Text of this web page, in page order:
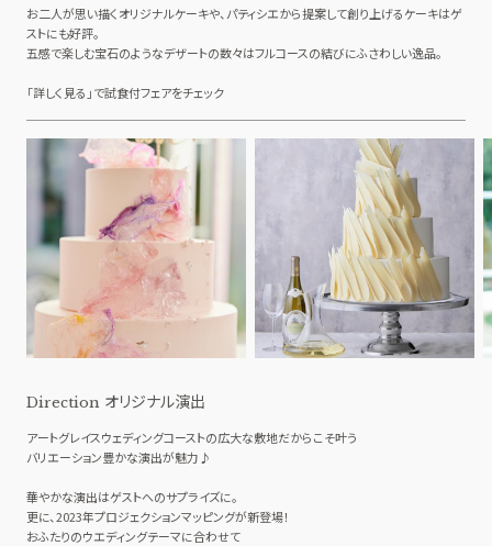
お二人が思い描くオリジナルケーキや、パティシエから提案して創り上げるケーキはゲ
ストにも好評。
五感で楽しむ宝石のようなデザートの数々はフルコースの結びにふさわしい逸品。
「詳しく見る」で試食付フェアをチェック
Direction オリジナル演出
アートグレイスウェディングコーストの広大な敷地だからこそ叶う
バリエーション豊かな演出が魅力♪
華やかな演出はゲストへのサプライズに。
更に、2023年プロジェクションマッピングが新登場！
おふたりのウエディングテーマに合わせて